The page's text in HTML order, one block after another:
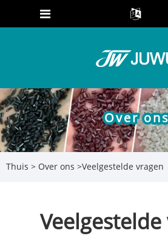
Over ons
Thuis > Over ons >Veelgestelde vragen